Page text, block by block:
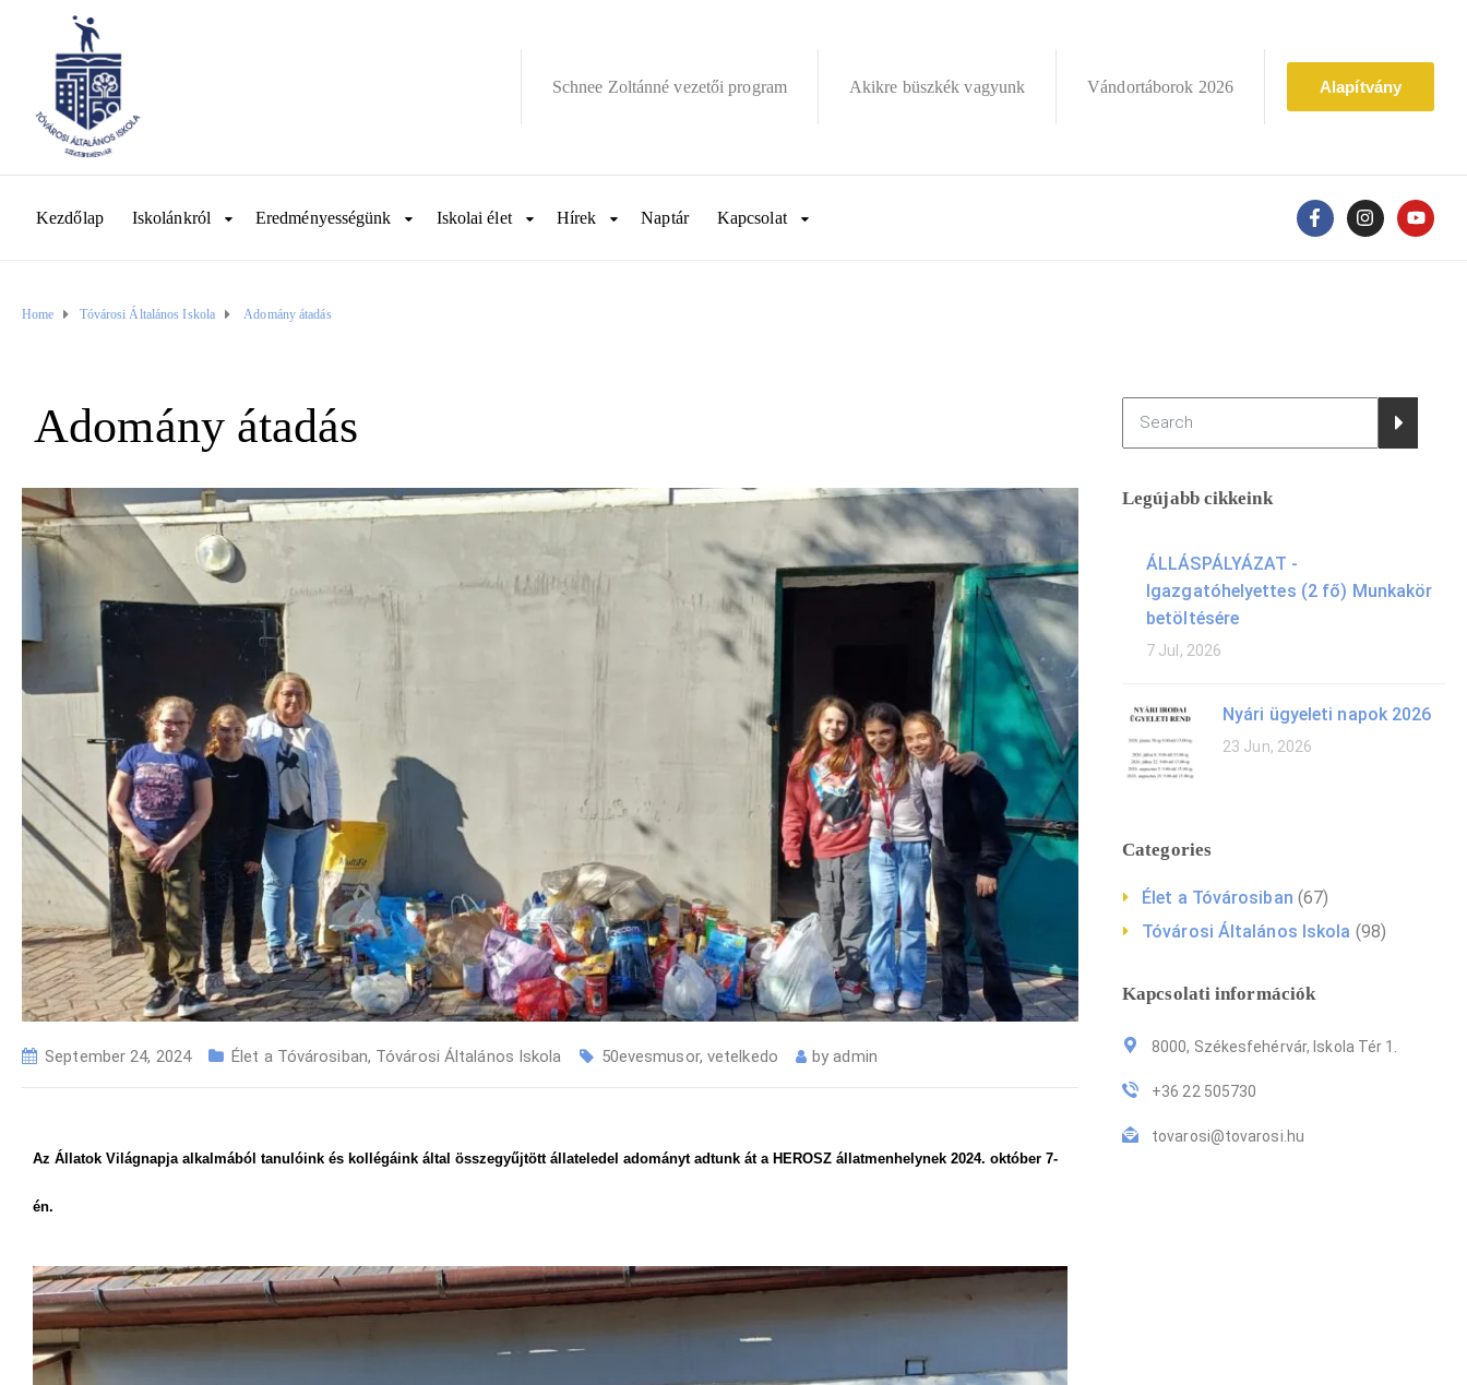
Schnee Zoltánné vezetői program Akikre büszkék vagyunk Vándortáborok 2026 Alapítvány
Kezdőlap Iskolánkról Eredményességünk Iskolai élet Hírek Naptár Kapcsolat
Home Tóvárosi Általános Iskola Adomány átadás
Adomány átadás
September 24, 2024 Élet a Tóvárosiban, Tóvárosi Általános Iskola 50evesmusor, vetelkedo byadmin
Az Állatok Világnapja alkalmából tanulóink és kollégáink által összegyűjtött állateledel adományt adtunk át a HEROSZ állatmenhelynek 2024. október 7-
én.
Legújabb cikkeink
ÁLLÁSPÁLYÁZAT -
Igazgatóhelyettes (2 fő) Munkakör
betöltésére
7 Jul, 2026
Nyári ügyeleti napok 2026
23 Jun, 2026
Categories
Élet a Tóvárosiban (67)
Tóvárosi Általános Iskola (98)
Kapcsolati információk
8000, Székesfehérvár, Iskola Tér 1.
+36 22 505730
tovarosi@tovarosi.hu